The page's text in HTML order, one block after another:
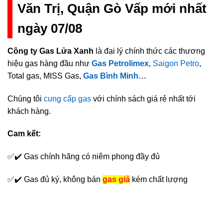
Văn Trị, Quận Gò Vấp mới nhất
ngày 07/08
Công ty Gas Lửa Xanh là đại lý chính thức các thương
hiệu gas hàng đầu như Gas Petrolimex, Saigon Petro,
Total gas, MISS Gas, Gas Bình Minh…
Chúng tôi cung cấp gas với chính sách giá rẻ nhất tới
khách hàng.
Cam kết:
✅✔️ Gas chính hãng có niêm phong đầy đủ
✅✔️ Gas đủ ký, không bán gas giả kém chất lượng